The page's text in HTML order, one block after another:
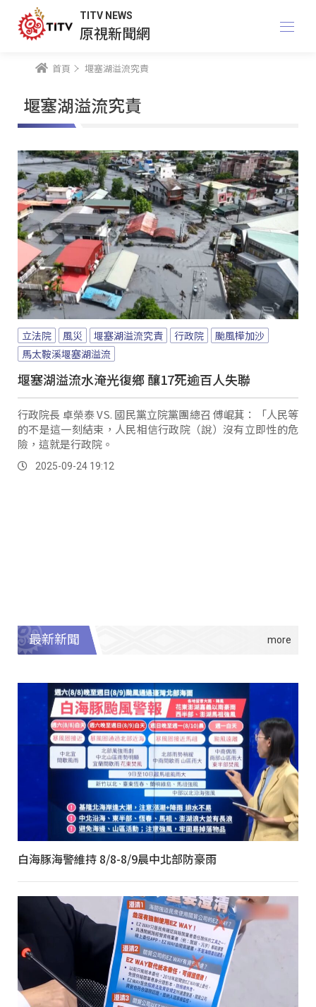
TITV NEWS
原視新聞網
首頁 堰塞湖溢流究責
堰塞湖溢流究責
立法院 風災 堰塞湖溢流究責 行政院
颱風樺加沙
馬太鞍溪堰塞湖溢流
堰塞湖溢流水淹光復鄉 釀17死逾百人失聯
行政院長 卓榮泰 VS. 國民黨立院黨團總召 傅崐萁：「人民等
的不是這一刻結束，人民相信行政院（說）沒有立即性的危
險，這就是行政院。
2025-09-24 19:12
最新新聞
白海豚海警維持 8/8-8/9晨中北部防豪雨